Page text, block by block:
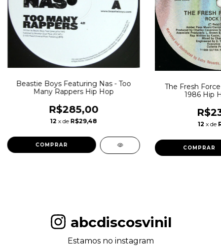
Beastie Boys Featuring Nas - Too
Many Rappers Hip Hop
R$285,00
12 x de R$29,48
The Fresh
1986 Hip
12 x de
abcdiscosvinil
Estamos no instagram